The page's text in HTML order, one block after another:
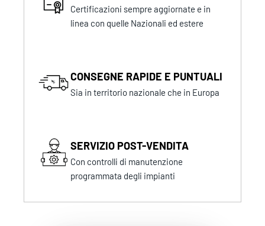
Certificazioni sempre aggiornate e in
linea con quelle Nazionali ed estere
CONSEGNE RAPIDE E PUNTUALI
Sia in territorio nazionale che in Europa
SERVIZIO POST-VENDITA
Con controlli di manutenzione
programmata degli impianti